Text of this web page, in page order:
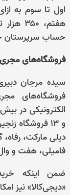
حساب سرپرستان
فروشگاه‌های
سیده مرجان
فروشگاه‌های
و ۱۳ فروشگاه
دیلی مارکت،
فامیلی، هفت و
ضمن اینکه
«دیجی‌کالا» نیز